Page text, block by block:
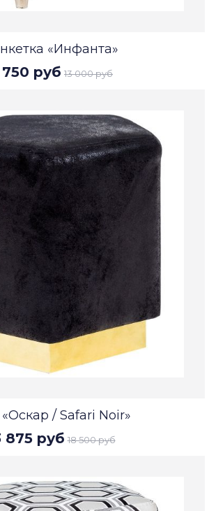
«Инфанта»
руб 13 000 руб
/ Safari Noir»
875 руб 18 500 руб